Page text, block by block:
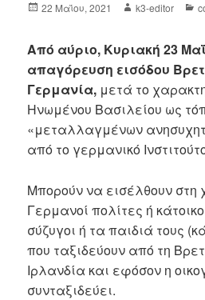
22 Μαΐου, 2021 k3-editor
Από αύριο, Κυριακή 23
απαγόρευση εισόδου
Γερμανία, μετά το
Ηνωμένου Βασιλείου ως
«μεταλλαγμένων
από το γερμανικό
Μπορούν να εισέλθουν στη
Γερμανοί πολίτες ή
σύζυγοι ή τα παιδιά τους
που ταξιδεύουν από τη
Ιρλανδία και εφόσον η
συνταξιδεύει.